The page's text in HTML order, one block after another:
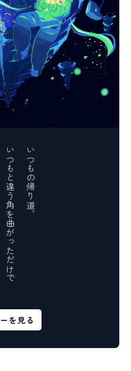
いつもの帰り道、
いつもと違う角を曲がっただけで
を見る